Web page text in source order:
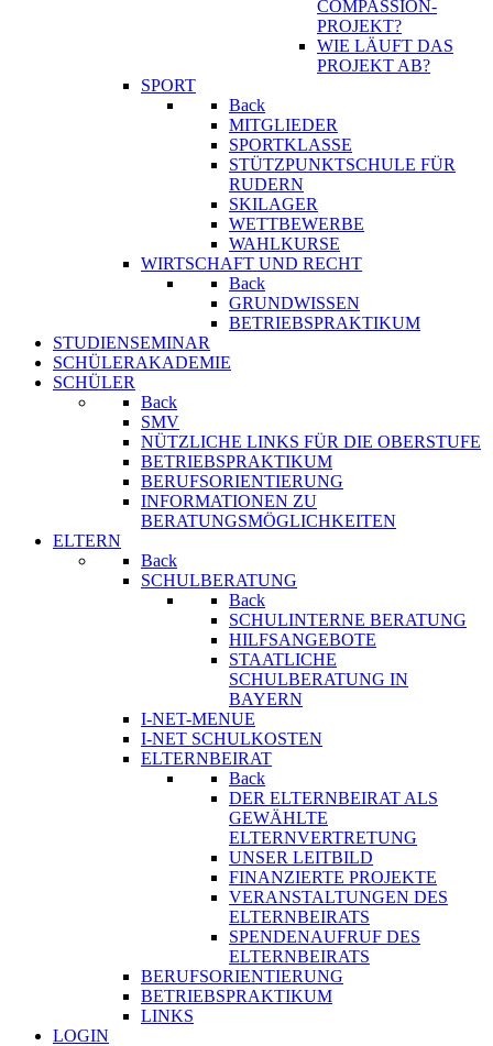
COMPASSION-
PROJEKT?
WIE LÄUFT DAS
PROJEKT AB?
SPORT
Back
MITGLIEDER
SPORTKLASSE
STÜTZPUNKTSCHULE FÜR
RUDERN
SKILAGER
WETTBEWERBE
WAHLKURSE
WIRTSCHAFT UND RECHT
Back
GRUNDWISSEN
BETRIEBSPRAKTIKUM
STUDIENSEMINAR
SCHÜLERAKADEMIE
SCHÜLER
Back
SMV
NÜTZLICHE LINKS FÜR DIE OBERSTUFE
BETRIEBSPRAKTIKUM
BERUFSORIENTIERUNG
INFORMATIONEN ZU
BERATUNGSMÖGLICHKEITEN
ELTERN
Back
SCHULBERATUNG
Back
SCHULINTERNE BERATUNG
HILFSANGEBOTE
STAATLICHE
SCHULBERATUNG IN
BAYERN
I-NET-MENUE
I-NET SCHULKOSTEN
ELTERNBEIRAT
Back
DER ELTERNBEIRAT ALS
GEWÄHLTE
ELTERNVERTRETUNG
UNSER LEITBILD
FINANZIERTE PROJEKTE
VERANSTALTUNGEN DES
ELTERNBEIRATS
SPENDENAUFRUF DES
ELTERNBEIRATS
BERUFSORIENTIERUNG
BETRIEBSPRAKTIKUM
LINKS
LOGIN